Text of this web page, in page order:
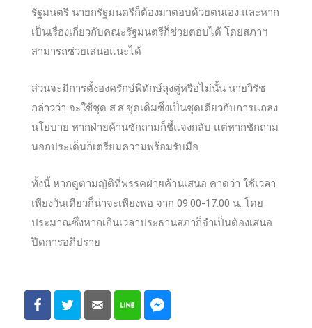
รัฐมนตรี นายกรัฐมนตรีก็ต้องมาตอบด้วยตนเอง และหาก
เป็นเรื่องเกี่ยวกับคณะรัฐมนตรีก็ช่วยตอบได้ โดยสภาฯ
สามารถช่วยเสนอแนะได้
ส่วนจะมีการตั้งองครักษ์พิทักษ์ลุงตู่หรือไม่นั้น นายวิรัช
กล่าวว่า จะใช้ชุด ส.ส.ชุดเดิมซึ่งเป็นชุดเดียวกับการแถลง
นโยบาย หากฝ่ายค้านซักถามก็ชี้แจงกลับ แต่หากซักถาม
นอกประเด็นก็เตรียมความพร้อมรับมือ
ทั้งนี้ หากดูตามญัติที่พรรคฝ่ายค้านเสนอ คาดว่า ใช้เวลา
เพียงวันเดียวก็น่าจะเพียงพอ จาก 09.00-17.00 น. โดย
ประมาณซึ่งหากเกินเวลาประธานสภาก็จำเป็นต้องเสนอ
ปิดการอภิปราย